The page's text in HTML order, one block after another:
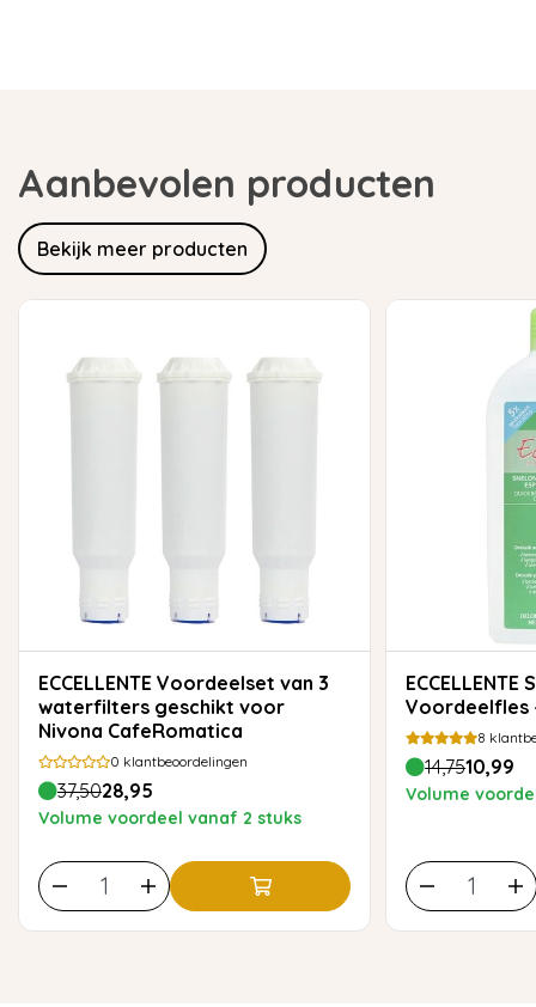
Aanbevolen producten
Bekijk meer producten
ECCELLENTE Voordeelset van 3
waterfilters geschikt voor
Nivona CafeRomatica
0 klantbeoordelingen
37,5028,95
Volume voordeel vanaf 2 stuks
ECCELLENTE Snelontkalker
Voordeelfles
8
14,7510,99
Volume